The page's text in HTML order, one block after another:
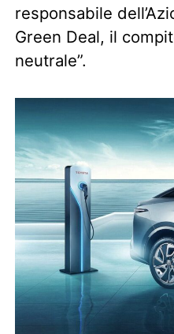
responsabile
Green Deal, il
neutrale”.